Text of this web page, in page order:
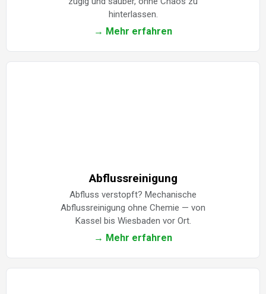
hinterlassen.
→ Mehr erfahren
Abflussreinigung
Abfluss verstopft? Mechanische
Abflussreinigung ohne Chemie — von
Kassel bis Wiesbaden vor Ort.
→ Mehr erfahren